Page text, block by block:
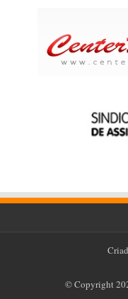
© Copyright